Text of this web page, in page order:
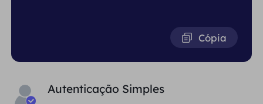
Autenticação Simples
Cópia